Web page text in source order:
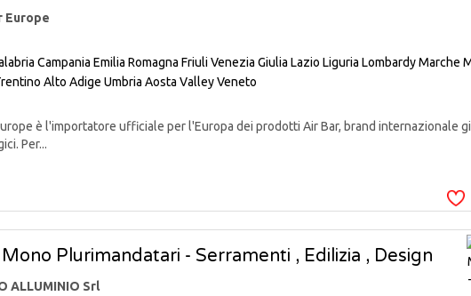
Europe
Campania Emilia Romagna Friuli Venezia Giulia Lazio Liguria LombardyMarche
Alto Adige Umbria Aosta ValleyVeneto
è l'importatore ufficiale per l'Europa dei prodotti Air Bar, brand internazionale
Per...
Plurimandatari - Serramenti , Edilizia , Design
ALLUMINIO Srl